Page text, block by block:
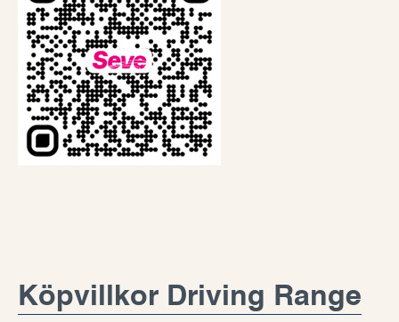
Köpvillkor Driving Range